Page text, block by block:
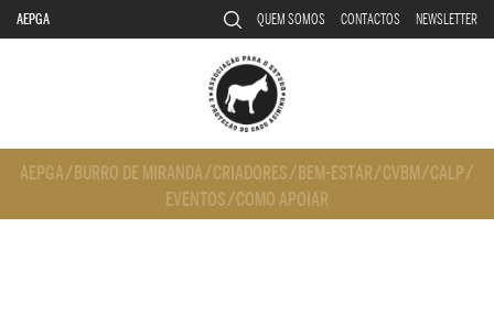
AEPGA QUEM SOMOS CONTACTOS NEWSLETTER
AEPGA/ BURRO DE MIRANDA/CRIADORES/ BEM-ESTAR/CVBM/CALP/
EVENTOS/COMO APOIAR